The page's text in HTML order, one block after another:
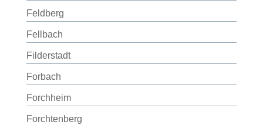
Feldberg
Fellbach
Filderstadt
Forbach
Forchheim
Forchtenberg